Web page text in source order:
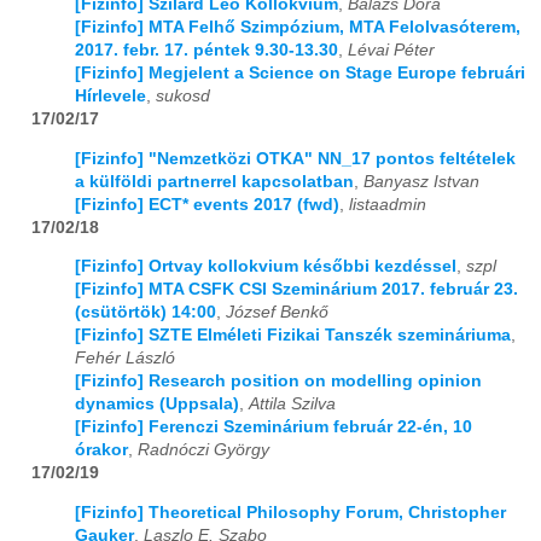
[Fizinfo] Szilárd Leó Kollokvium, Balazs Dora
[Fizinfo] MTA Felhő Szimpózium, MTA Felolvasóterem,
2017. febr. 17. péntek 9.30-13.30, Lévai Péter
[Fizinfo] Megjelent a Science on Stage Europe februári
Hírlevele, sukosd
17/02/17
[Fizinfo] "Nemzetközi OTKA" NN_17 pontos feltételek
a külföldi partnerrel kapcsolatban Banyasz Istvan
[Fizinfo] ECT* events 2017 (fwd) listaadmin
17/02/18
[Fizinfo] Ortvay kollokvium későbbi kezdéssel , szpl
[Fizinfo] MTA CSFK CSI Szeminárium 2017. február 23.
(csütörtök) 14:00, József Benkő
[Fizinfo] SZTE Elméleti Fizikai Tanszék szemináriuma,
Fehér László
[Fizinfo] Research position on modelling opinion
dynamics (Uppsala),Attila Szilva
[Fizinfo] Ferenczi Szeminárium február 22-én, 10
órakor, Radnóczi György
17/02/19
[Fizinfo] Theoretical Philosophy Forum, Christopher
Gauker, Laszlo E. Szabo